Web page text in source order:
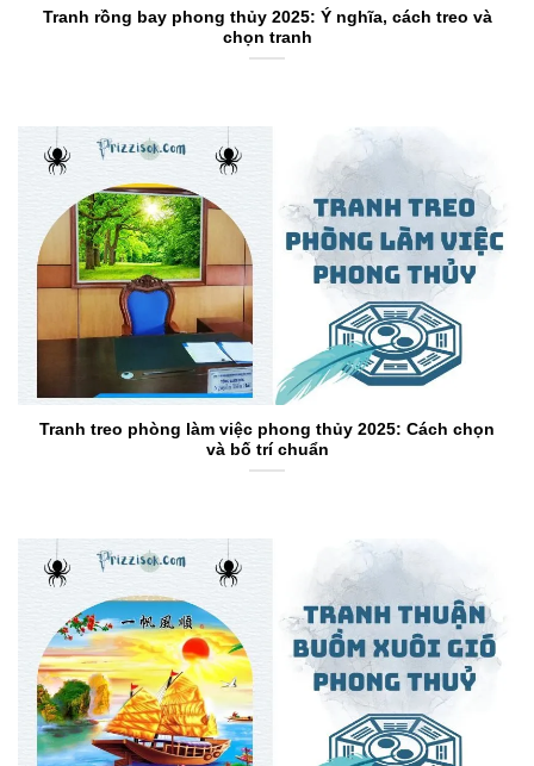
Tranh rồng bay phong thủy 2025: Ý nghĩa, cách treo và
chọn tranh
Tranh treo phòng làm việc phong thủy 2025: Cách chọn
và bố trí chuẩn